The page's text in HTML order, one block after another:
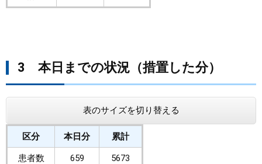
3 本日までの状況（措置した分）
表のサイズを切り替える
区分 本日分 累計
患者数 659 5673